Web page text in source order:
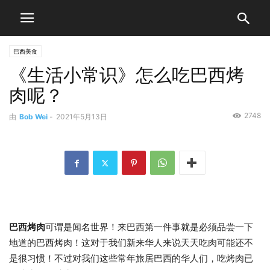
巴西美食
《生活小常识》怎么吃巴西烤
肉呢？
由 Bob Wei - 2021年5月13日 2748
巴西烤肉可谓是闻名世界！来巴西第一件事就是必须品尝一下
地道的巴西烤肉！这对于我们新来华人来说天天吃肉可能还不
是很习惯！不过对我们这些常年旅居巴西的华人们，吃烤肉已